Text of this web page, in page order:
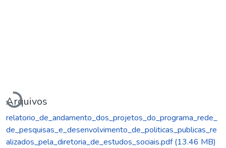
Carregando...
Arquivos
relatorio_de_andamento_dos_projetos_do_programa_rede_
de_pesquisas_e_desenvolvimento_de_politicas_publicas_re
alizados_pela_diretoria_de_estudos_sociais.pdf(13.46 MB)